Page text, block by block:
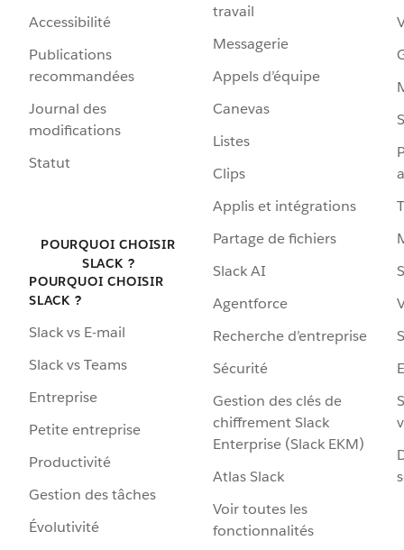
Accessibilité
Publications
recommandées
Journal des
modifications
Statut
POURQUOI CHOISIR
SLACK ?
POURQUOI CHOISIR
SLACK ?
Slack vs E-mail
Slack vs Teams
Entreprise
Petite entreprise
Productivité
Gestion des tâches
Évolutivité
travail
Messagerie
Appels d’équipe
Canevas
Listes
Clips
Applis et intégrations
Partage de fichiers
Slack AI
Agentforce
Recherche d’entreprise
Sécurité
Gestion des clés de
chiffrement Slack
Enterprise (Slack EKM)
Atlas Slack
Voir toutes les
fonctionnalités